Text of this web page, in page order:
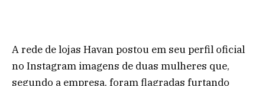
A rede de lojas Havan postou em seu perfil oficial
no Instagram imagens de duas mulheres que,
segundo a empresa, foram flagradas furtando